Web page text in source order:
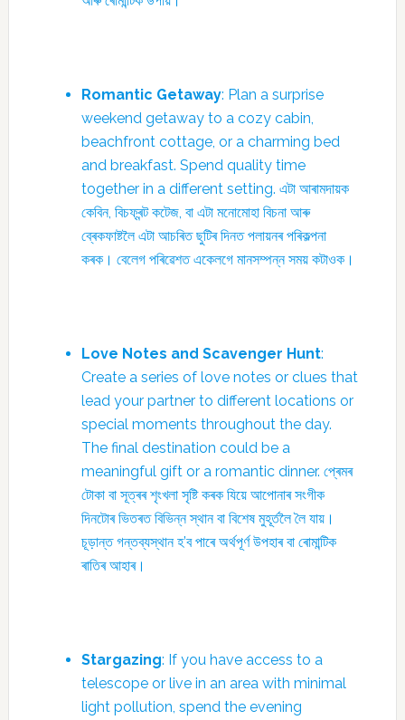
Romantic Getaway: Plan a surprise
weekend getaway to a cozy cabin,
beachfront cottage, or a charming bed
and breakfast. Spend quality time
together in a different setting. এটা আৰামদায়ক
কেবিন, বিচফ্ৰন্ট কটেজ, বা এটা মনোমোহা বিচনা আৰু
ব্ৰেকফাষ্টলৈ এটা আচৰিত ছুটিৰ দিনত পলায়নৰ পৰিকল্পনা
কৰক। বেলেগ পৰিৱেশত একেলগে মানসম্পন্ন সময় কটাওক।
Love Notes and Scavenger Hunt:
Create a series of love notes or clues that
lead your partner to different locations or
special moments throughout the day.
The final destination could be a
meaningful gift or a romantic dinner. প্ৰেমৰ
টোকা বা সূত্ৰৰ শৃংখলা সৃষ্টি কৰক যিয়ে আপোনাৰ সংগীক
দিনটোৰ ভিতৰত বিভিন্ন স্থান বা বিশেষ মুহূৰ্তলৈ লৈ যায়।
চূড়ান্ত গন্তব্যস্থান হ’ব পাৰে অৰ্থপূৰ্ণ উপহাৰ বা ৰোমান্টিক
ৰাতিৰ আহাৰ।
Stargazing: If you have access to a
telescope or live in an area with minimal
light pollution, spend the evening